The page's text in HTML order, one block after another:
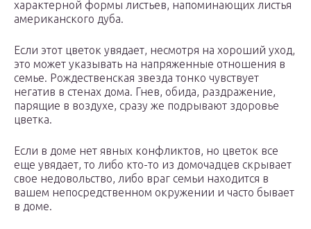
характерной формы листьев, напоминающих листья
американского дуба.
Если этот цветок увядает, несмотря на хороший уход,
это может указывать на напряженные отношения в
семье. Рождественская звезда тонко чувствует
негатив в стенах дома. Гнев, обида, раздражение,
парящие в воздухе, сразу же подрывают здоровье
цветка.
Если в доме нет явных конфликтов, но цветок все
еще увядает, то либо кто-то из домочадцев скрывает
свое недовольство, либо враг семьи находится в
вашем непосредственном окружении и часто бывает
в доме.